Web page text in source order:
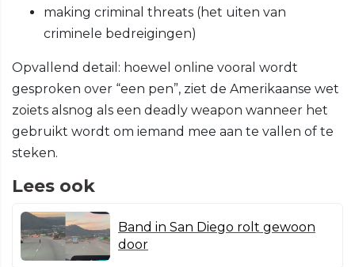
making criminal threats (het uiten van
criminele bedreigingen)
Opvallend detail: hoewel online vooral wordt
gesproken over “een pen”, ziet de Amerikaanse wet
zoiets alsnog als een deadly weapon wanneer het
gebruikt wordt om iemand mee aan te vallen of te
steken.
Lees ook
Band in San Diego rolt gewoon
door